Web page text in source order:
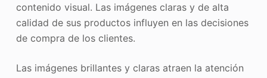
contenido visual. Las imágenes claras y de alta
calidad de sus productos influyen en las decisiones
de compra de los clientes.
Las imágenes brillantes y claras atraen la atención